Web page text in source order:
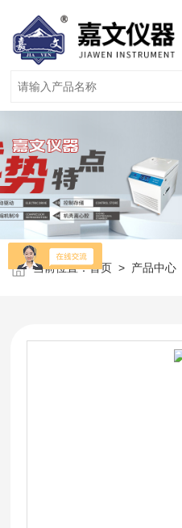
当前位置：首页 > 产品中心